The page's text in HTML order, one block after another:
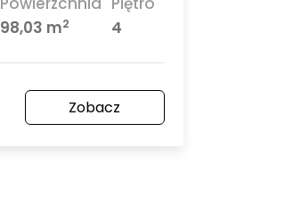
98,03 m2
4
Zobacz